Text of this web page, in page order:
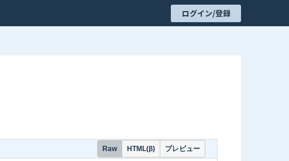
ログイン/登録
Raw HTML(β) プレビュー